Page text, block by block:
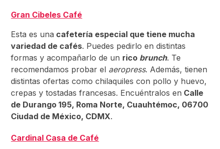
Gran Cibeles Café
Esta es una cafetería especial que tiene mucha
variedad de cafés. Puedes pedirlo en distintas
formas y acompañarlo de un rico brunch. Te
recomendamos probar el aeropress. Además, tienen
distintas ofertas como chilaquiles con pollo y huevo,
crepas y tostadas francesas. Encuéntralos en Calle
de Durango 195, Roma Norte, Cuauhtémoc, 06700
Ciudad de México, CDMX.
Cardinal Casa de Café